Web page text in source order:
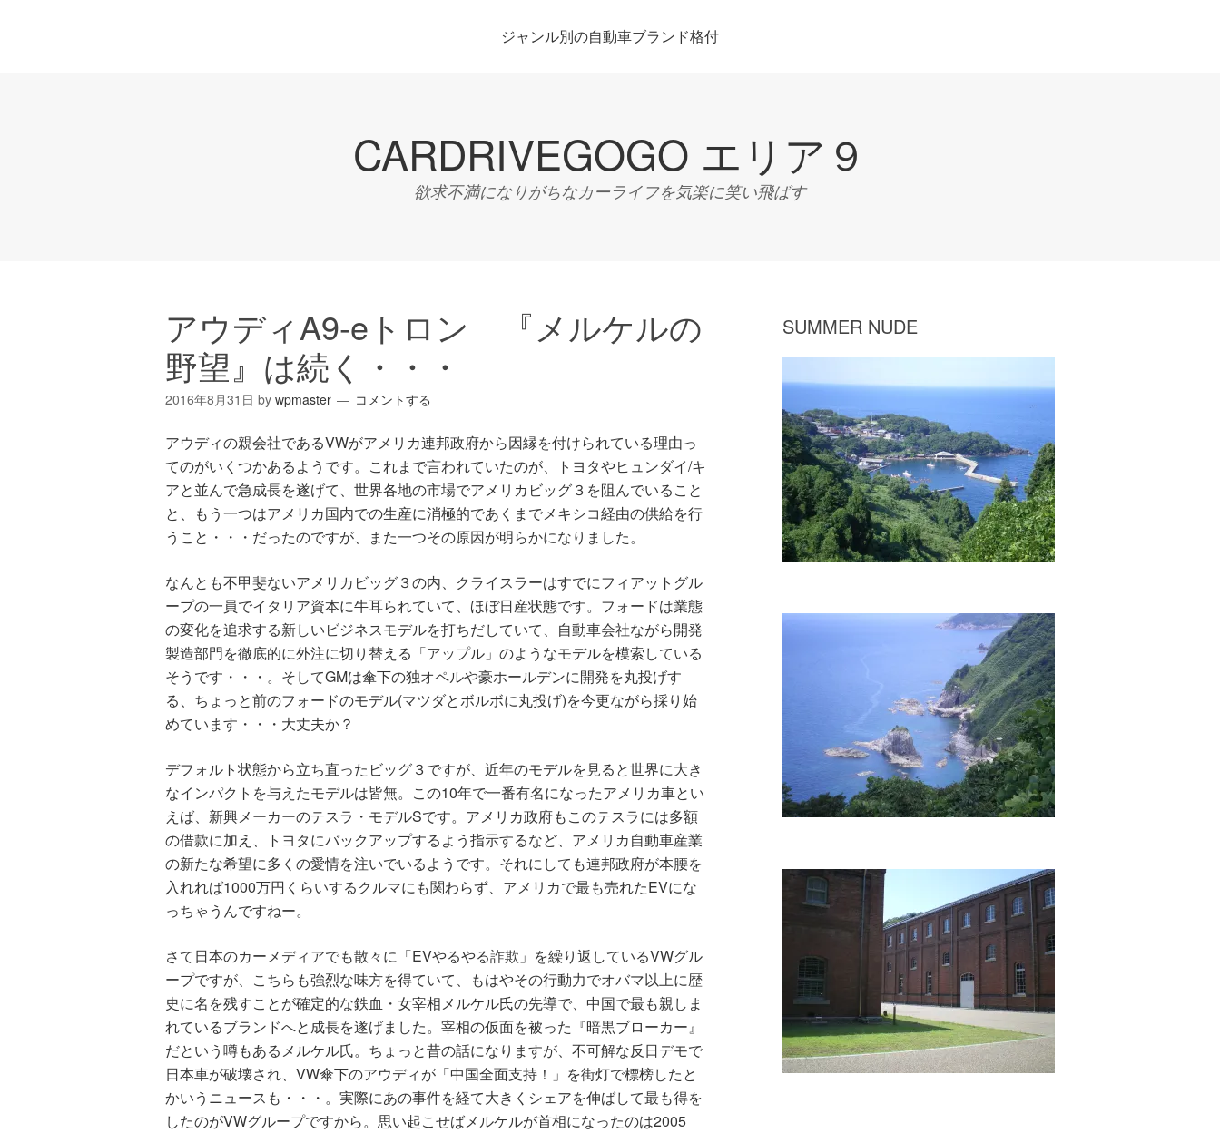
ジャンル別の自動車ブランド格付
CARDRIVEGOGO エリア９
欲求不満になりがちなカーライフを気楽に笑い飛ばす
アウディA9-eトロン 『メルケルの
野望』は続く・・・
2016年8月31日 by wpmaster コメントする
アウディの親会社であるVWがアメリカ連邦政府から因縁を付けられている理由っ
てのがいくつかあるようです。これまで言われていたのが、トヨタやヒュンダイ/キ
アと並んで急成長を遂げて、世界各地の市場でアメリカビッグ３を阻んでいること
と、もう一つはアメリカ国内での生産に消極的であくまでメキシコ経由の供給を行
うこと・・・だったのですが、また一つその原因が明らかになりました。
なんとも不甲斐ないアメリカビッグ３の内、クライスラーはすでにフィアットグル
ープの一員でイタリア資本に牛耳られていて、ほぼ日産状態です。フォードは業態
の変化を追求する新しいビジネスモデルを打ちだしていて、自動車会社ながら開発
製造部門を徹底的に外注に切り替える「アップル」のようなモデルを模索している
そうです・・・。そしてGMは傘下の独オペルや豪ホールデンに開発を丸投げす
る、ちょっと前のフォードのモデル(マツダとボルボに丸投げ)を今更ながら採り始
めています・・・大丈夫か？
デフォルト状態から立ち直ったビッグ３ですが、近年のモデルを見ると世界に大き
なインパクトを与えたモデルは皆無。この10年で一番有名になったアメリカ車とい
えば、新興メーカーのテスラ・モデルSです。アメリカ政府もこのテスラには多額
の借款に加え、トヨタにバックアップするよう指示するなど、アメリカ自動車産業
の新たな希望に多くの愛情を注いでいるようです。それにしても連邦政府が本腰を
入れれば1000万円くらいするクルマにも関わらず、アメリカで最も売れたEVにな
っちゃうんですねー。
さて日本のカーメディアでも散々に「EVやるやる詐欺」を繰り返しているVWグル
ープですが、こちらも強烈な味方を得ていて、もはやその行動力でオバマ以上に歴
史に名を残すことが確定的な鉄血・女宰相メルケル氏の先導で、中国で最も親しま
れているブランドへと成長を遂げました。宰相の仮面を被った『暗黒ブローカー』
だという噂もあるメルケル氏。ちょっと昔の話になりますが、不可解な反日デモで
日本車が破壊され、VW傘下のアウディが「中国全面支持！」を街灯で標榜したと
かいうニュースも・・・。実際にあの事件を経て大きくシェアを伸ばして最も得を
したのがVWグループですから。思い起こせばメルケルが首相になったのは2005
SUMMER NUDE